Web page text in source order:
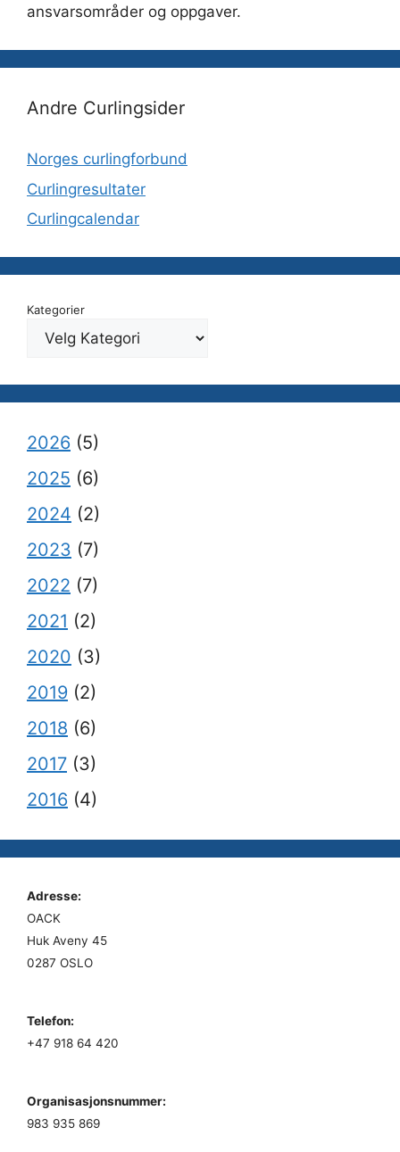
ansvarsområder og oppgaver.
Andre Curlingsider
Norges curlingforbund
Curlingresultater
Curlingcalendar
Kategorier
2026 (5)
2025 (6)
2024 (2)
2023 (7)
2022 (7)
2021 (2)
2020 (3)
2019 (2)
2018 (6)
2017 (3)
2016 (4)
Adresse:
OACK
Huk Aveny 45
0287 OSLO
Telefon:
+47 918 64 420
Organisasjonsnummer:
983 935 869